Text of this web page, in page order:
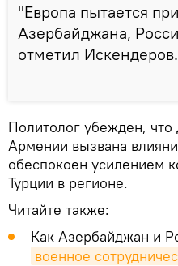
"Европа пытается
Азербайджана,
отметил Искендеров.
Политолог убежден, что
Армении вызвана
обеспокоен усилением
Турции в регионе.
Читайте также:
Как Азербайджан и
военное